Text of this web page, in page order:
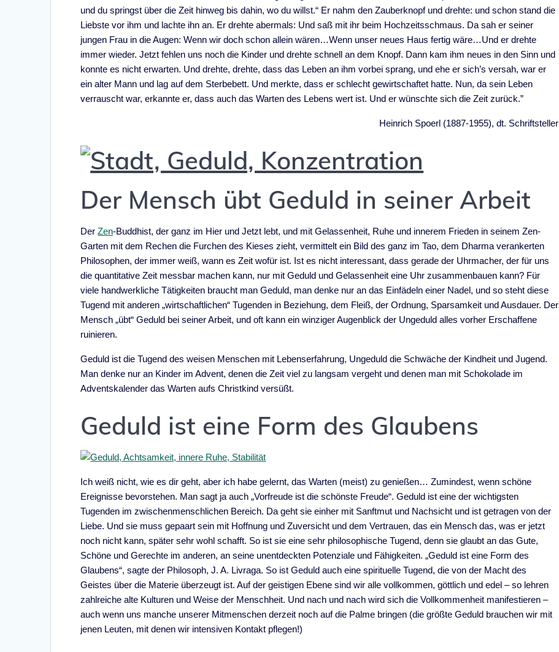
und du springst über die Zeit hinweg bis dahin, wo du willst.“ Er nahm den Zauberknopf und drehte: und schon stand die
Liebste vor ihm und lachte ihn an. Er drehte abermals: Und saß mit ihr beim Hochzeitsschmaus. Da sah er seiner
jungen Frau in die Augen: Wenn wir doch schon allein wären…Wenn unser neues Haus fertig wäre…Und er drehte
immer wieder. Jetzt fehlen uns noch die Kinder und drehte schnell an dem Knopf. Dann kam ihm neues in den Sinn und
konnte es nicht erwarten. Und drehte, drehte, dass das Leben an ihm vorbei sprang, und ehe er sich’s versah, war er
ein alter Mann und lag auf dem Sterbebett. Und merkte, dass er schlecht gewirtschaftet hatte. Nun, da sein Leben
verrauscht war, erkannte er, dass auch das Warten des Lebens wert ist. Und er wünschte sich die Zeit zurück.”
Heinrich Spoerl (1887-1955), dt. Schriftsteller
Der Mensch übt Geduld in seiner Arbeit
DerZen-Buddhist, der ganz im Hier und Jetzt lebt, und mit Gelassenheit, Ruhe und innerem Frieden in seinem Zen-
Garten mit dem Rechen die Furchen des Kieses zieht, vermittelt ein Bild des ganz im Tao, dem Dharma verankerten
Philosophen, der immer weiß, wann es Zeit wofür ist. Ist es nicht interessant, dass gerade der Uhrmacher, der für uns
die quantitative Zeit messbar machen kann, nur mit Geduld und Gelassenheit eine Uhr zusammenbauen kann? Für
viele handwerkliche Tätigkeiten braucht man Geduld, man denke nur an das Einfädeln einer Nadel, und so steht diese
Tugend mit anderen „wirtschaftlichen“ Tugenden in Beziehung, dem Fleiß, der Ordnung, Sparsamkeit und Ausdauer. Der
Mensch „übt“ Geduld bei seiner Arbeit, und oft kann ein winziger Augenblick der Ungeduld alles vorher Erschaffene
ruinieren.
Geduld ist die Tugend des weisen Menschen mit Lebenserfahrung, Ungeduld die Schwäche der Kindheit und Jugend.
Man denke nur an Kinder im Advent, denen die Zeit viel zu langsam vergeht und denen man mit Schokolade im
Adventskalender das Warten aufs Christkind versüßt.
Geduld ist eine Form des Glaubens
Ich weiß nicht, wie es dir geht, aber ich habe gelernt, das Warten (meist) zu genießen… Zumindest, wenn schöne
Ereignisse bevorstehen. Man sagt ja auch „Vorfreude ist die schönste Freude“. Geduld ist eine der wichtigsten
Tugenden im zwischenmenschlichen Bereich. Da geht sie einher mit Sanftmut und Nachsicht und ist getragen von der
Liebe. Und sie muss gepaart sein mit Hoffnung und Zuversicht und dem Vertrauen, das ein Mensch das, was er jetzt
noch nicht kann, später sehr wohl schafft. So ist sie eine sehr philosophische Tugend, denn sie glaubt an das Gute,
Schöne und Gerechte im anderen, an seine unentdeckten Potenziale und Fähigkeiten. „Geduld ist eine Form des
Glaubens“, sagte der Philosoph, J. A. Livraga. So ist Geduld auch eine spirituelle Tugend, die von der Macht des
Geistes über die Materie überzeugt ist. Auf der geistigen Ebene sind wir alle vollkommen, göttlich und edel – so lehren
zahlreiche alte Kulturen und Weise der Menschheit. Und nach und nach wird sich die Vollkommenheit manifestieren –
auch wenn uns manche unserer Mitmenschen derzeit noch auf die Palme bringen (die größte Geduld brauchen wir mit
jenen Leuten, mit denen wir intensiven Kontakt pflegen!)